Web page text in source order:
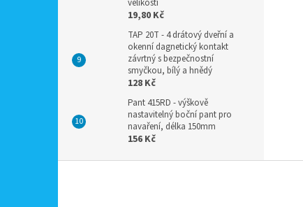
velikostí
19,80 Kč
TAP 20T - 4 drátový dveřní a
okenní dagnetický kontakt
závrtný s bezpečnostní
smyčkou, bílý a hnědý
128 Kč
Pant 415RD - výškově
nastavitelný boční pant pro
navaření, délka 150mm
156 Kč